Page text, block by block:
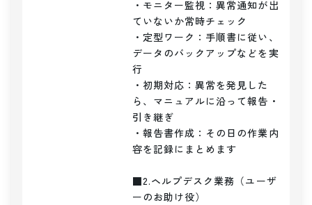
・モニター監視：異常通知が出
ていないか常時チェック
・定型ワーク：手順書に従い、
データのバックアップなどを実
行
・初期対応：異常を発見した
ら、マニュアルに沿って報告・
引き継ぎ
・報告書作成：その日の作業内
容を記録にまとめます
■2.ヘルプデスク業務（ユーザ
ーのお助け役）